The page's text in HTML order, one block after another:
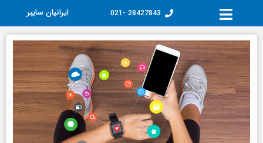
محتوا
28427843 -021 ایرانیان سایبر